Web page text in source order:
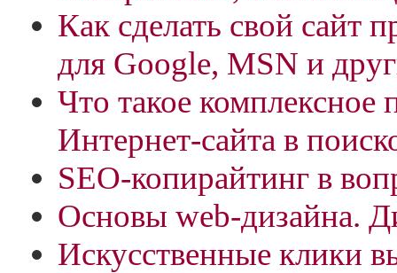
Как сделать свой сайт
для Google, MSN и
Что такое комплексное
Интернет-сайта в
SEO-копирайтинг в
Основы web-дизайна.
Искусственные клики